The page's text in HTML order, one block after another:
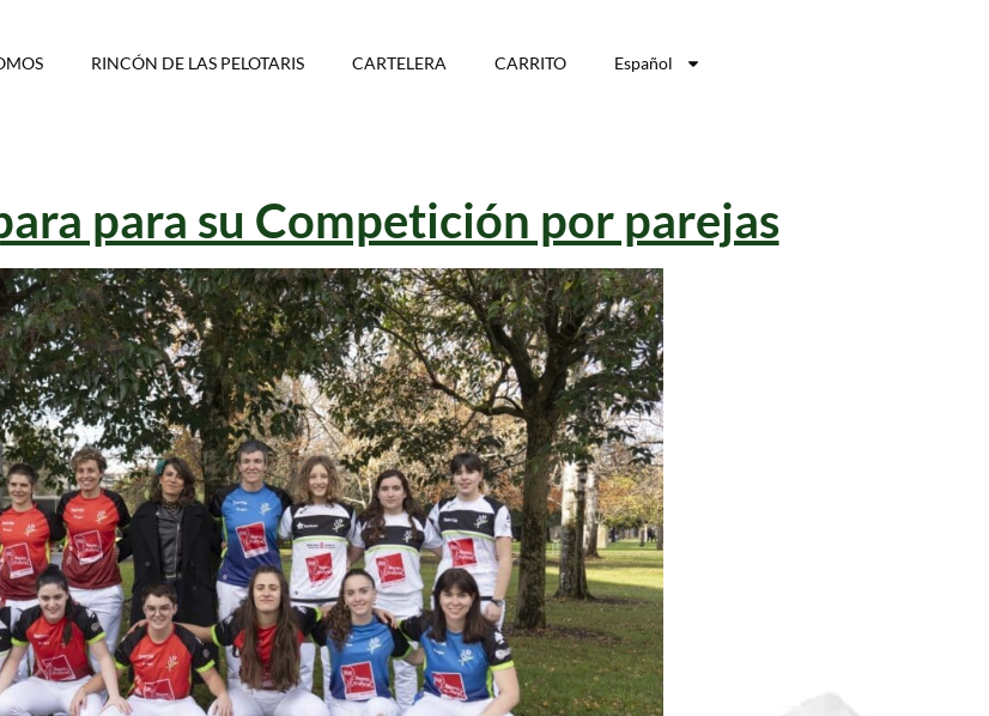
RINCÓN DE LAS PELOTARIS CARTELERA CARRITO Español
para su Competición por parejas